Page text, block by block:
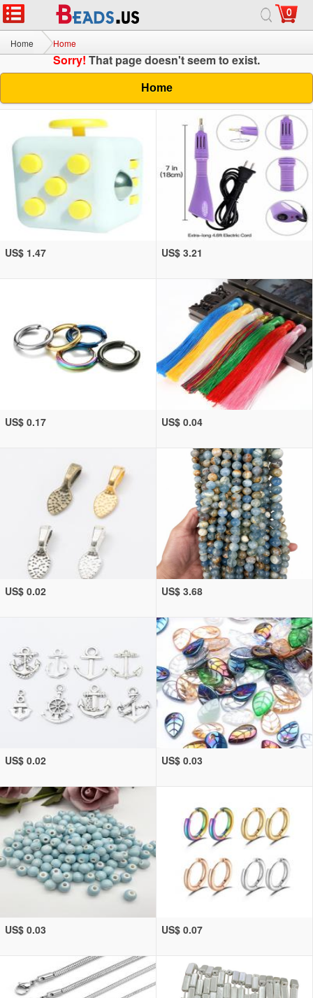
0
Home Home
Sorry!That page doesn't seem to exist.
Home
US$ 1.47 US$ 3.21
US$ 0.17 US$ 0.04
US$ 0.02 US$ 3.68
US$ 0.02 US$ 0.03
US$ 0.03 US$ 0.07